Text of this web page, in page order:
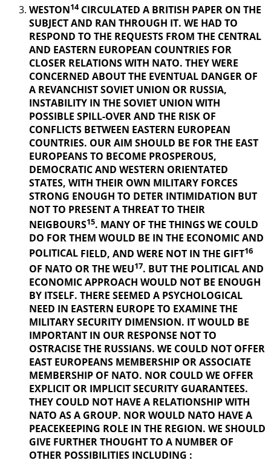
WESTON14CIRCULATED A BRITISH PAPER ON THE
SUBJECT AND RAN THROUGH IT. WE HAD TO
RESPOND TO THE REQUESTS FROM THE CENTRAL
AND EASTERN EUROPEAN COUNTRIES FOR
CLOSER RELATIONS WITH NATO. THEY WERE
CONCERNED ABOUT THE EVENTUAL DANGER OF
A REVANCHISTSOVIET UNION OR RUSSIA,
INSTABILITY IN THE SOVIET UNION WITH
POSSIBLE SPILL-OVER AND THE RISK OF
CONFLICTS BETWEEN EASTERN EUROPEAN
COUNTRIES. OUR AIM SHOULD BE FOR THE EAST
EUROPEANS TO BECOME PROSPEROUS,
DEMOCRATIC AND WESTERN ORIENTATED
STATES, WITH THEIR OWN MILITARY FORCES
STRONG ENOUGH TO DETER INTIMIDATION BUT
NOT TO PRESENT A THREAT TO THEIR
NEIGBOURS15. MANY OF THE THINGSWE COULD
DO FOR THEM WOULD BE IN THE ECONOMIC AND
POLITICAL FIELD, AND WERE NOT IN THE GIFT16
OF NATO OR THE WEU17. BUT THE POLITICAL AND
ECONOMIC APPROACH WOULD NOT BE ENOUGH
BY ITSELF. THERE SEEMED A PSYCHOLOGICAL
NEED IN EASTERN EUROPE TO EXAMINE THE
MILITARY SECURITY DIMENSION. IT WOULD BE
IMPORTANT IN OUR RESPONSE NOT TO
OSTRACISE THE RUSSIANS. WE COULD NOT OFFER
EAST EUROPEANS MEMBERSHIP OR ASSOCIATE
MEMBERSHIP OF NATO. NOR COULD WE OFFER
EXPLICIT OR IMPLICIT SECURITY GUARANTEES.
THEY COULD NOT HAVE A RELATIONSHIP WITH
NATO AS A GROUP. NOR WOULD NATO HAVE A
PEACEKEEPING ROLE IN THE REGION. WE SHOULD
GIVE FURTHERTHOUGHT TO A NUMBER OF
OTHER POSSIBILITIES INCLUDING :